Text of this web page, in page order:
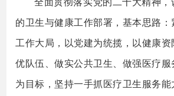
的卫生与健康工作部署，基本思路
工作大局，以党建为统揽，以健康
优队伍、做实公共卫生、做强医疗
为目标，坚持一手抓医疗卫生服务